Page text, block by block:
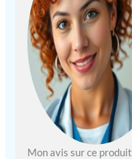
Mon avis sur ce produit